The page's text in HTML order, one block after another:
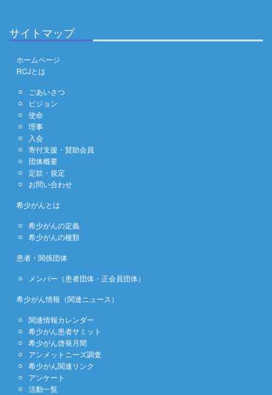
サイトマップ
ホームページ
RCJとは
ごあいさつ
ビジョン
使命
理事
入会
寄付支援・賛助会員
団体概要
定款・規定
お問い合わせ
希少がんとは
希少がんの定義
希少がんの種類
患者・関係団体
メンバー（患者団体・正会員団体）
希少がん情報（関連ニュース）
関連情報カレンダー
希少がん患者サミット
希少がん啓発月間
アンメットニーズ調査
希少がん関連リンク
アンケート
活動一覧